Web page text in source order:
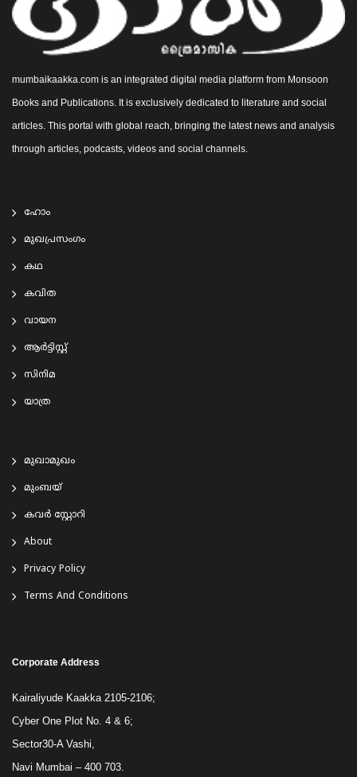
mumbaikaakka.com is an integrated digital media platform from Monsoon
Books and Publications. It is exclusively dedicated to literature and social
articles. This portal with global reach, bringing the latest news and analysis
through articles, podcasts, videos and social channels.
ഹോം
മുഖപ്രസംഗം
കഥ
കവിത
വായന
ആര്‍ട്ടിസ്റ്റ്
സിനിമ
യാത്ര
മുഖാമുഖം
മുംബയ്
കവർ സ്റ്റോറി
About
Privacy Policy
Terms And Conditions
Corporate Address
Kairaliyude Kaakka 2105-2106;
Cyber One Plot No. 4 & 6;
Sector30-A Vashi,
Navi Mumbai – 400 703.